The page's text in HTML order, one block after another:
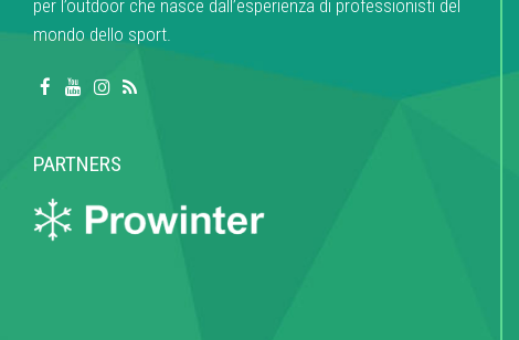
per l’outdoor che nasce dall’esperienza di professionisti del
mondo dello sport.
PARTNERS